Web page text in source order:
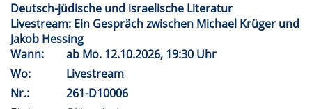
Deutsch-jüdische und israelische Literatur
Livestream: Ein Gespräch zwischen Michael Krüger und
Jakob Hessing
Wann:
ab Mo. 12.10.2026, 19:30 Uhr
Wo:
Livestream
Nr.:
261-D10006